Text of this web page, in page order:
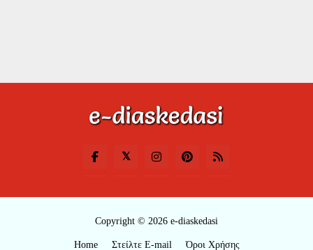
Copyright © 2026 e-diaskedasi
Home Στείλτε E-mail Όροι Χρήσης